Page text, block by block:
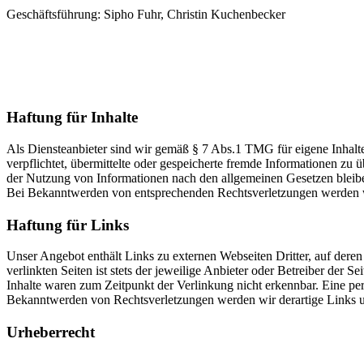
Geschäftsführung: Sipho Fuhr, Christin Kuchenbecker
Haftung für Inhalte
Als Diensteanbieter sind wir gemäß § 7 Abs.1 TMG für eigene
verpflichtet, übermittelte oder gespeicherte fremde Informationen
der Nutzung von Informationen nach den allgemeinen Gesetzen
Bei Bekanntwerden von entsprechenden Rechtsverletzungen
Haftung für Links
Unser Angebot enthält Links zu externen Webseiten Dritter, auf
verlinkten Seiten ist stets der jeweilige Anbieter oder Betreiber der
Inhalte waren zum Zeitpunkt der Verlinkung nicht erkennbar. Eine
Bekanntwerden von Rechtsverletzungen werden wir derartige Links
Urheberrecht